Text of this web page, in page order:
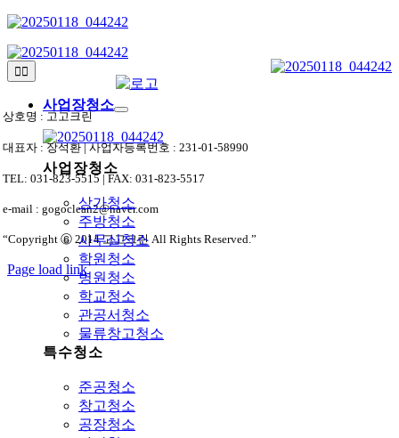
Skip
content
Toggle
Navigation
사업장청소
사업장청소
상가청소
주방청소
사무실청소
학원청소
병원청소
학교청소
관공서청소
물류창고청소
특수청소
준공청소
창고청소
공장청소
상호명 : 고고크린
대표자 : 장석환 | 사업자등록번호 : 231-01-58990
TEL: 031-823-5515 | FAX: 031-823-5517
e-mail : gogoclean2@naver.com
“Copyright ⓒ 2014 고고크린 All Rights Reserved.”
Page load link